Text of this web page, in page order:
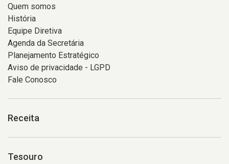
Quem somos
História
Equipe Diretiva
Agenda da Secretária
Planejamento Estratégico
Aviso de privacidade - LGPD
Fale Conosco
Receita
Tesouro